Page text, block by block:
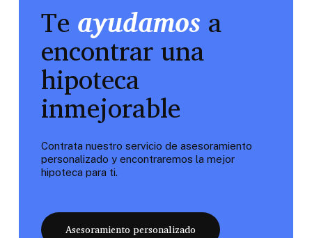
Te ayudamos a
encontrar una
hipoteca
inmejorable
Contrata nuestro servicio de asesoramiento
personalizado y encontraremos la mejor
hipoteca para ti.
Asesoramiento personalizado